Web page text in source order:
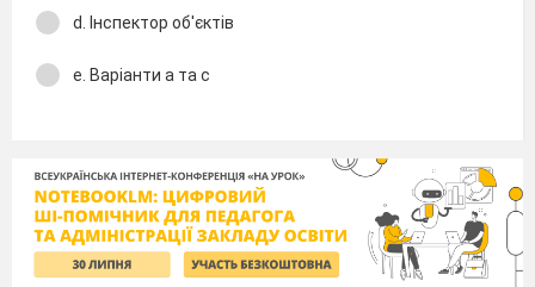
d. Інспектор об'єктів
e. Варіанти а та с